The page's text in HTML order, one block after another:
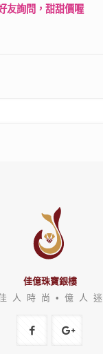
友詢問，甜甜價喔
佳億珠寶銀樓
人 時 尚 • 億 人 迷